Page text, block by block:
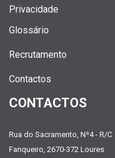
Privacidade
Glossário
Recrutamento
Contactos
CONTACTOS
Rua do Sacramento, Nº4 - R/C
Fanqueiro, 2670-372 Loures